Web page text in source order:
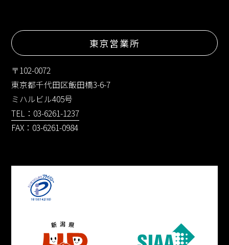
東京営業所
〒102-0072
東京都千代田区飯田橋3-6-7
ミハルビル405号
TEL：03-6261-1237
FAX：03-6261-0984